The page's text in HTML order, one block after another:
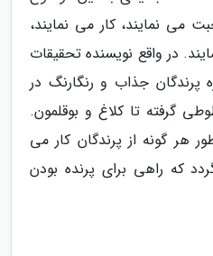
می نمایند، کار می نمایند،
در واقع نویسنده تحقیقات
جذاب و رنگارنگ در
گرفته تا کلاغ و بوقلمون.
هر گونه از پرندگان کار می
که راهی برای پرنده بودن